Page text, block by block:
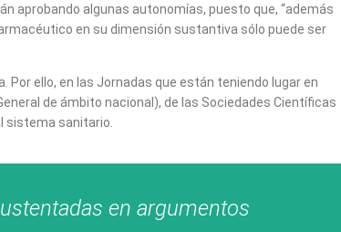
aprobando algunas autonomías, puesto que, “además
en su dimensión sustantiva sólo puede ser
ello, en las Jornadas que están teniendo lugar en
de ámbito nacional), de las Sociedades Científicas
sistema sanitario.
en argumentos